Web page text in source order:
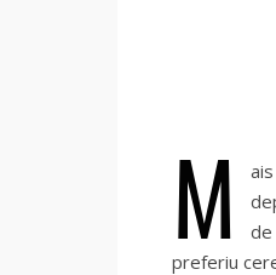
M
de
preferiu